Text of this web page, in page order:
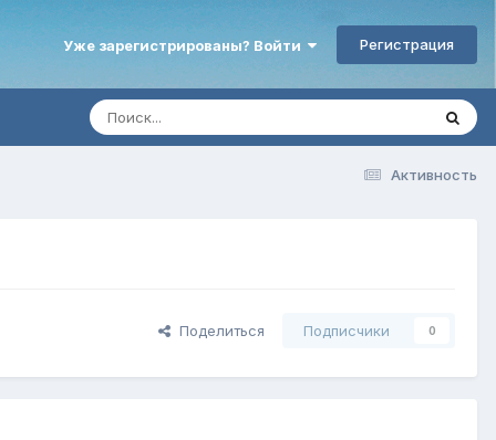
Уже зарегистрированы? Войти Регистрация
Активность
Поделиться Подписчики 0